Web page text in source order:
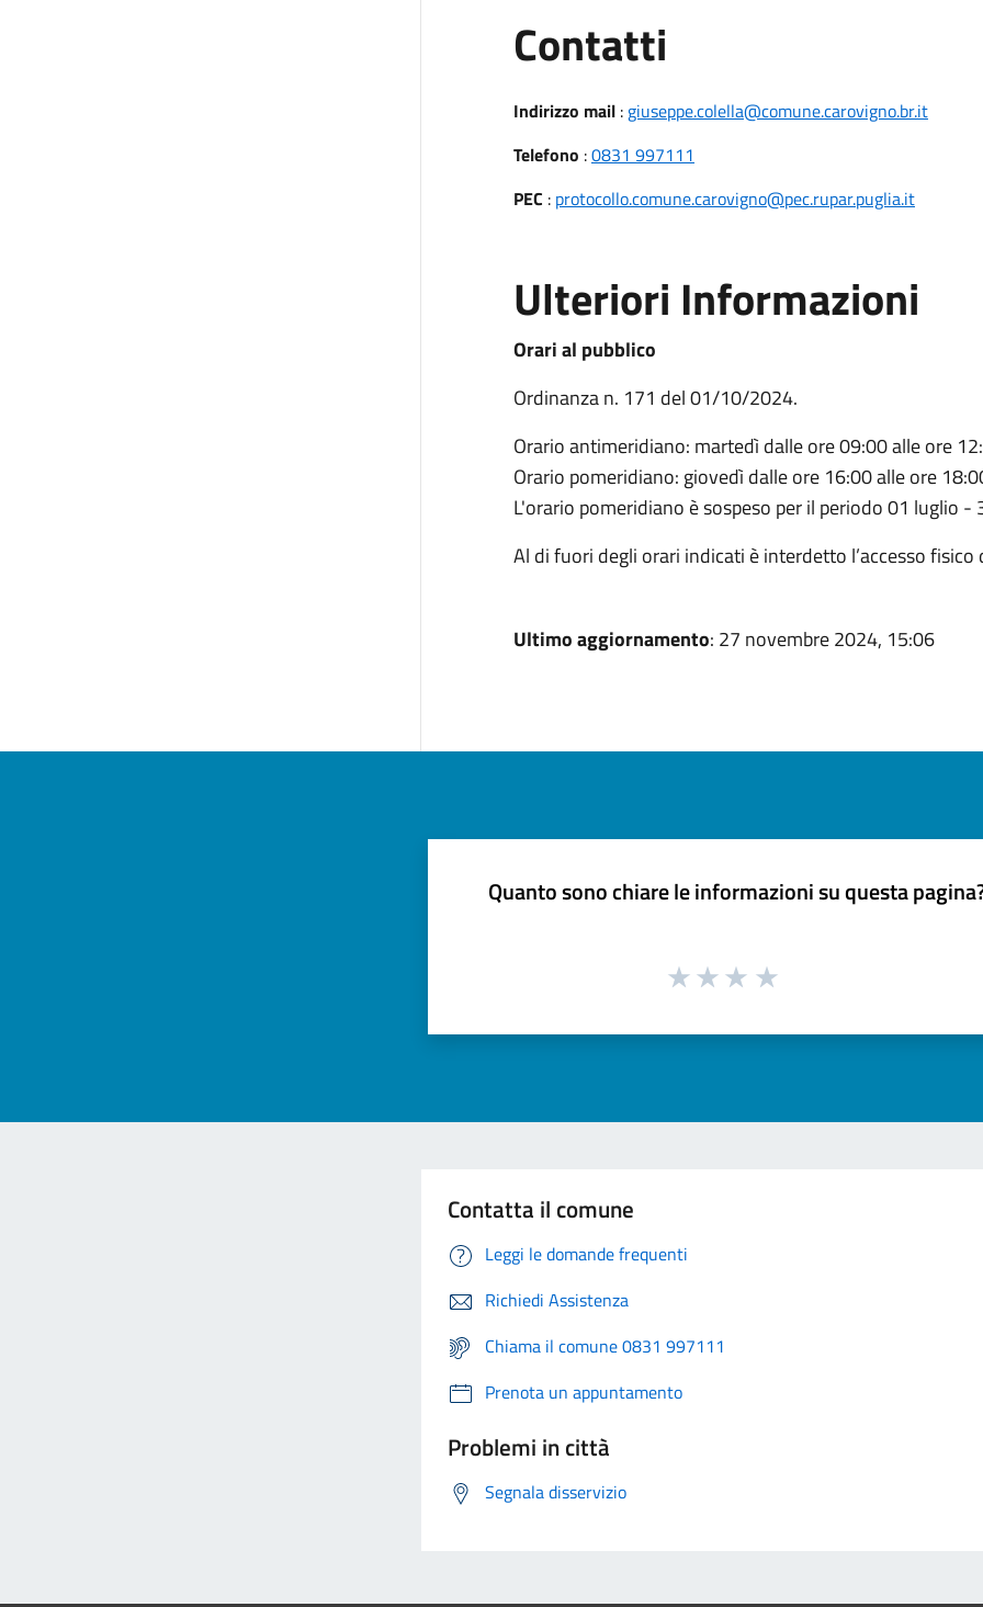
Contatti
Indirizzo mail: giuseppe.colella@comune.carovigno.br.it
Telefono :0831 997111
PEC : protocollo.comune.carovigno@pec.rupar.puglia.it
Ulteriori Informazioni
Orari al pubblico
Ordinanza n. 171 del 01/10/2024.
Orario antimeridiano: martedì dalle ore 09:00 alle ore
Orario pomeridiano: giovedì dalle ore 16:00 alle ore
L'orario pomeridiano è sospeso per il periodo 01 luglio -
Al di fuori degli orari indicati è interdetto l’accesso fisico
Ultimo aggiornamento: 27 novembre 2024, 15:06
Quanto sono chiare le informazioni su questa
Contatta il comune
Leggi le domande frequenti
Richiedi Assistenza
Chiama il comune 0831 997111
Prenota un appuntamento
Problemi in città
Segnala disservizio